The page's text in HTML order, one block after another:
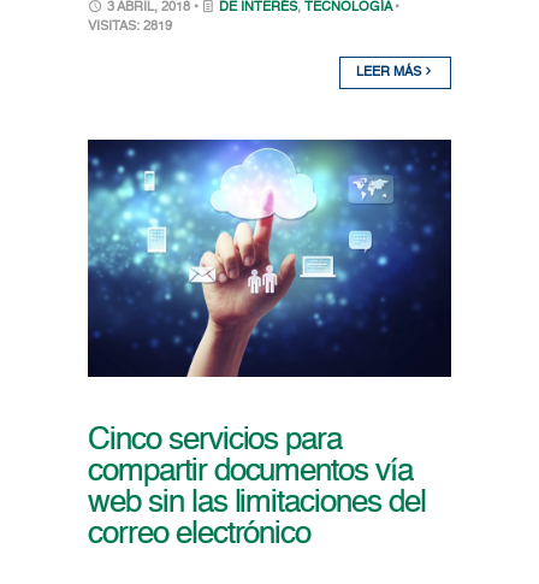
3 ABRIL, 2018 • DE INTERÉS, TECNOLOGÍA •
VISITAS: 2819
LEER MÁS
Cinco servicios para
compartir documentos vía
web sin las limitaciones del
correo electrónico